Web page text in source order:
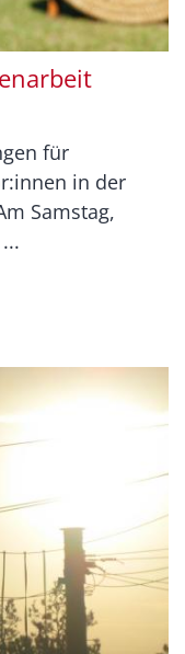
für
in der
Samstag,